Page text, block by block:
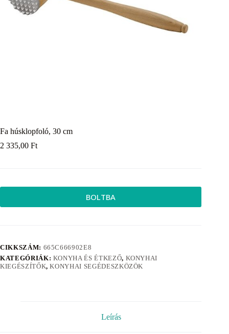
Fa húsklopfoló, 30 cm
2 335,00 Ft
BOLTBA
CIKKSZÁM: 665C666902E8
KATEGÓRIÁK: KONYHA ÉS ÉTKEZŐ, KONYHAI
KIEGÉSZÍTŐK,KONYHAI SEGÉDESZKÖZÖK
Leírás